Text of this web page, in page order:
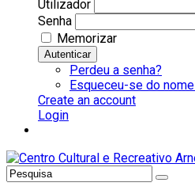
Utilizador
Senha
Memorizar
Autenticar
Perdeu a senha?
Esqueceu-se do
Create an account
Login